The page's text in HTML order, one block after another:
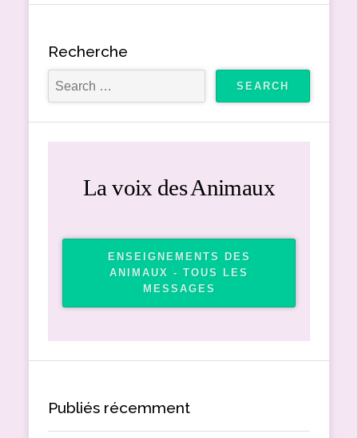
Recherche
La voix des Animaux
ENSEIGNEMENTS DES
ANIMAUX - TOUS LES
MESSAGES
Publiés récemment